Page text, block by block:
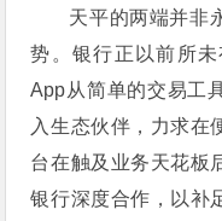
天平的两端并非
势。银行正以前所
App从简单的交易工
入生态伙伴，力求在
台在触及业务天花板
银行深度合作，以补